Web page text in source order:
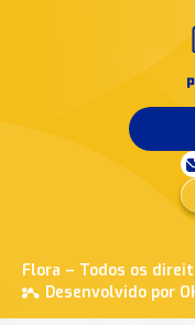
Flora – Todos os
Desenvolvido por